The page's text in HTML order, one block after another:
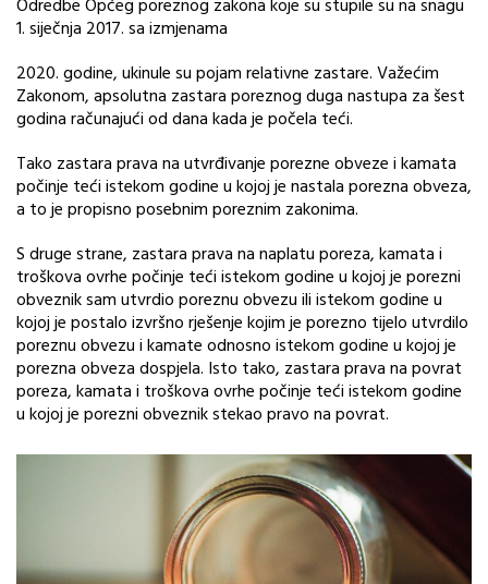
Odredbe Općeg poreznog zakona koje su stupile su na snagu
1. siječnja 2017. sa izmjenama
2020. godine, ukinule su pojam relativne zastare. Važećim
Zakonom, apsolutna zastara poreznog duga nastupa za šest
godina računajući od dana kada je počela teći.
Tako zastara prava na utvrđivanje porezne obveze i kamata
počinje teći istekom godine u kojoj je nastala porezna obveza,
a to je propisno posebnim poreznim zakonima.
S druge strane, zastara prava na naplatu poreza, kamata i
troškova ovrhe počinje teći istekom godine u kojoj je porezni
obveznik sam utvrdio poreznu obvezu ili istekom godine u
kojoj je postalo izvršno rješenje kojim je porezno tijelo utvrdilo
poreznu obvezu i kamate odnosno istekom godine u kojoj je
porezna obveza dospjela. Isto tako, zastara prava na povrat
poreza, kamata i troškova ovrhe počinje teći istekom godine
u kojoj je porezni obveznik stekao pravo na povrat.